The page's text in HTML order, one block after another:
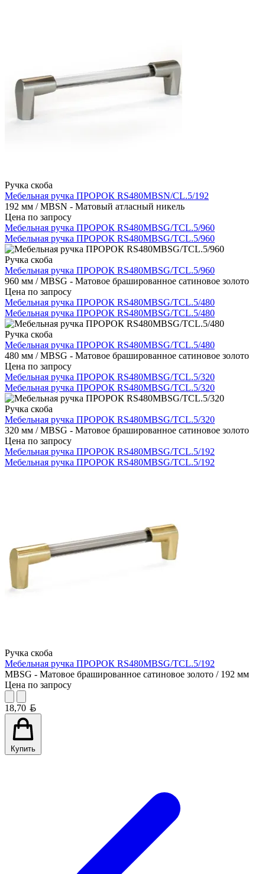
Ручка скоба
Мебельная ручка ПРОРОК RS480MBSN/CL.5/192
192 мм / MBSN - Матовый атласный никель
Цена по запросу
Мебельная ручка ПРОРОК RS480MBSG/TCL.5/960
Мебельная ручка ПРОРОК RS480MBSG/TCL.5/960
Ручка скоба
Мебельная ручка ПРОРОК RS480MBSG/TCL.5/960
960 мм / MBSG - Матовое брашированное сатиновое золото
Цена по запросу
Мебельная ручка ПРОРОК RS480MBSG/TCL.5/480
Мебельная ручка ПРОРОК RS480MBSG/TCL.5/480
Ручка скоба
Мебельная ручка ПРОРОК RS480MBSG/TCL.5/480
480 мм / MBSG - Матовое брашированное сатиновое золото
Цена по запросу
Мебельная ручка ПРОРОК RS480MBSG/TCL.5/320
Мебельная ручка ПРОРОК RS480MBSG/TCL.5/320
Ручка скоба
Мебельная ручка ПРОРОК RS480MBSG/TCL.5/320
320 мм / MBSG - Матовое брашированное сатиновое золото
Цена по запросу
Мебельная ручка ПРОРОК RS480MBSG/TCL.5/192
Мебельная ручка ПРОРОК RS480MBSG/TCL.5/192
Ручка скоба
Мебельная ручка ПРОРОК RS480MBSG/TCL.5/192
MBSG - Матовое брашированное сатиновое золото / 192 мм
Цена по запросу
18,70
Купить